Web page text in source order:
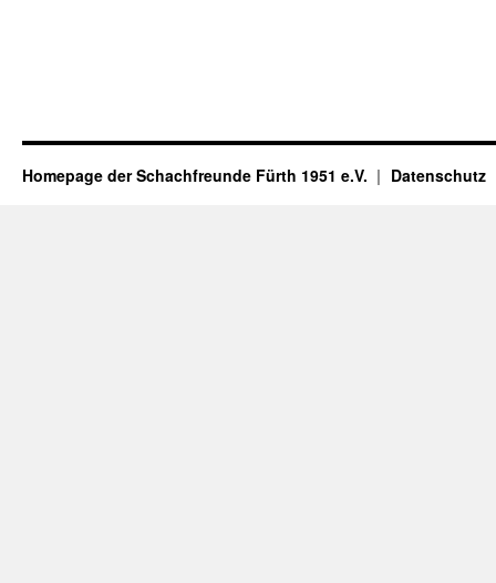
Homepage der Schachfreunde Fürth 1951 e.V. Datenschutz